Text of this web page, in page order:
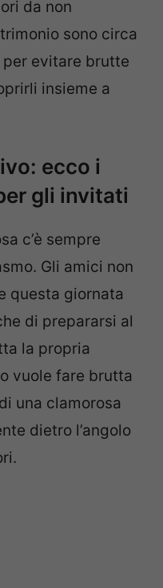
da non
sono circa
evitare brutte
insieme a
ecco i
gli invitati
c’è sempre
Gli amici non
questa giornata
di prepararsi al
la propria
vuole fare brutta
una clamorosa
dietro l’angolo